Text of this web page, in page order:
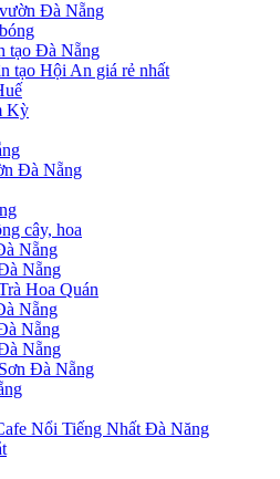
Đà Nẵng
tạo Đà Nẵng
tạo Hội An giá rẻ nhất
Kỳ
Đà Nẵng
cây, hoa
Nẵng
Nẵng
Hoa Quán
Nẵng
Nẵng
Nẵng
Đà Nẵng
Nổi Tiếng Nhất Đà Năng